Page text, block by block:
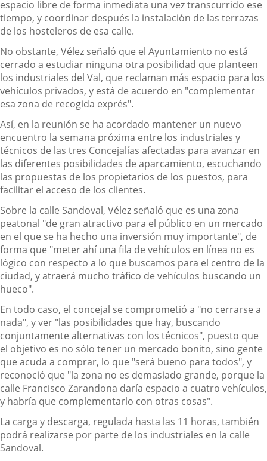
espacio libre de forma inmediata una vez transcurrido ese
tiempo, y coordinar después la instalación de las terrazas
de los hosteleros de esa calle.
No obstante, Vélez señaló que el Ayuntamiento no está
cerrado a estudiar ninguna otra posibilidad que planteen
los industriales del Val, que reclaman más espacio para los
vehículos privados, y está de acuerdo en "complementar
esa zona de recogida exprés".
Así, en la reunión se ha acordado mantener un nuevo
encuentro la semana próxima entre los industriales y
técnicos de las tres Concejalías afectadas para avanzar en
las diferentes posibilidades de aparcamiento, escuchando
las propuestas de los propietarios de los puestos, para
facilitar el acceso de los clientes.
Sobre la calle Sandoval, Vélez señaló que es una zona
peatonal "de gran atractivo para el público en un mercado
en el que se ha hecho una inversión muy importante", de
forma que "meter ahí una fila de vehículos en línea no es
lógico con respecto a lo que buscamos para el centro de la
ciudad, y atraerá mucho tráfico de vehículos buscando un
hueco".
En todo caso, el concejal se comprometió a "no cerrarse a
nada", y ver "las posibilidades que hay, buscando
conjuntamente alternativas con los técnicos", puesto que
el objetivo es no sólo tener un mercado bonito, sino gente
que acuda a comprar, lo que "será bueno para todos", y
reconoció que "la zona no es demasiado grande, porque la
calle Francisco Zarandona daría espacio a cuatro vehículos,
y habría que complementarlo con otras cosas".
La carga y descarga, regulada hasta las 11 horas, también
podrá realizarse por parte de los industriales en la calle
Sandoval.